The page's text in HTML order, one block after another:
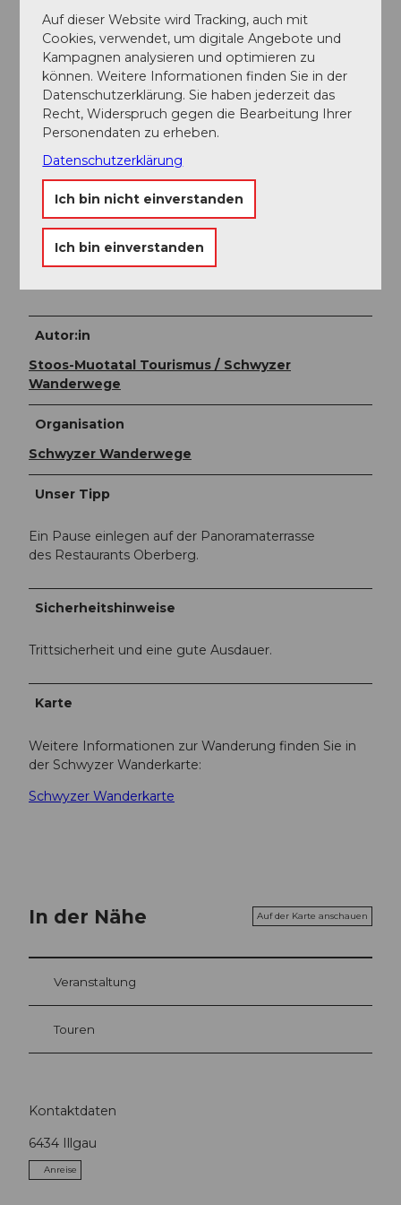
Dorf Stoos und in wenigen Gehminuten zur Talstation
der Luftseilbahn Illgau - St. Karl.
Weitere Infos / Links
Bitte beachten Sie die Fahrpläne der Luftseilbahn
Illgau-Ried und der Luftseilbahn Illgau - St. Karl.
Literatur
Informationen zur Wanderung finden Sie bei den
folgenden Prospekten:
Autor:in
Stoos-Muotatal Tourismus / Schwyzer
Wanderwege
Organisation
Schwyzer Wanderwege
Unser Tipp
Ein Pause einlegen auf der Panoramaterrasse
des Restaurants Oberberg.
Sicherheitshinweise
Trittsicherheit und eine gute Ausdauer.
Karte
Weitere Informationen zur Wanderung finden Sie in
der Schwyzer Wanderkarte:
Schwyzer Wanderkarte
In der Nähe Auf der Karte anschauen
Veranstaltung
Touren
Kontaktdaten
6434 Illgau
Anreise
Auf dieser Website wird Tracking, auch mit
Cookies, verwendet, um digitale Angebote und
Kampagnen analysieren und optimieren zu
können. Weitere Informationen finden Sie in der
Datenschutzerklärung. Sie haben jederzeit das
Recht, Widerspruch gegen die Bearbeitung Ihrer
Personendaten zu erheben.
Datenschutzerklärung
Ich bin nicht einverstanden
Ich bin einverstanden